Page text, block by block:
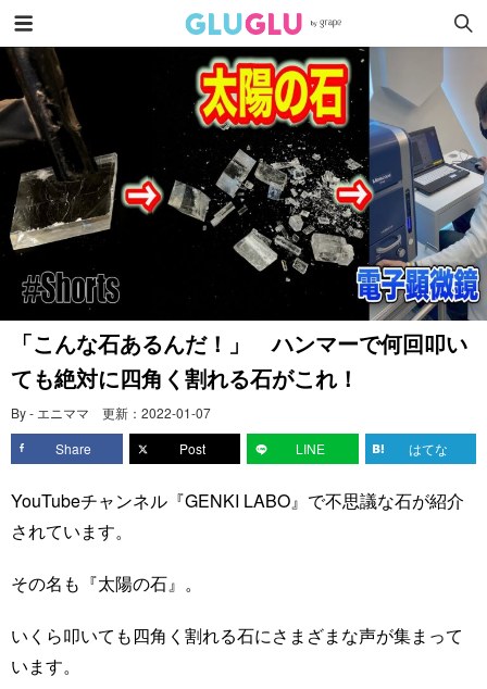
「こんな石あるんだ！」 ハンマーで何回叩い
ても絶対に四角く割れる石がこれ！
By - エニママ 更新： 2022-01-07
Share
Post LINE はてな
YouTubeチャンネル『GENKI LABO』で不思議な石が紹介
されています。
その名も『太陽の石』。
いくら叩いても四角く割れる石にさまざまな声が集まって
います。